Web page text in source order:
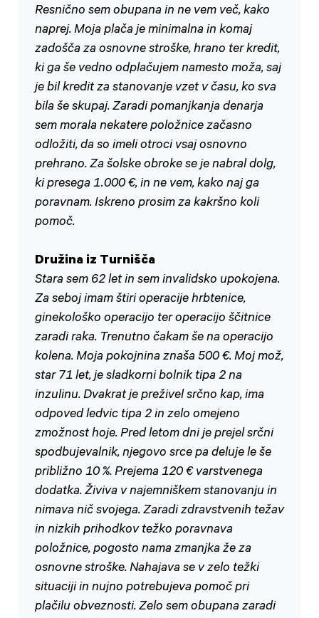
Resnično sem obupana in ne vem več, kako
naprej. Moja plača je minimalna in komaj
zadošča za osnovne stroške, hrano ter kredit,
ki ga še vedno odplačujem namesto moža, saj
je bil kredit za stanovanje vzet v času, ko sva
bila še skupaj. Zaradi pomanjkanja denarja
sem morala nekatere položnice začasno
odložiti, da so imeli otroci vsaj osnovno
prehrano. Za šolske obroke se je nabral dolg,
ki presega 1.000 €, in ne vem, kako naj ga
poravnam. Iskreno prosim za kakršno koli
pomoč.
Družina iz Turnišča
Stara sem 62 let in sem invalidsko upokojena.
Za seboj imam štiri operacije hrbtenice,
ginekološko operacijo ter operacijo ščitnice
zaradi raka. Trenutno čakam še na operacijo
kolena. Moja pokojnina znaša 500 €. Moj mož,
star 71 let, je sladkorni bolnik tipa 2 na
inzulinu. Dvakrat je preživel srčno kap, ima
odpoved ledvic tipa 2 in zelo omejeno
zmožnost hoje. Pred letom dni je prejel srčni
spodbujevalnik, njegovo srce pa deluje le še
približno 10 %. Prejema 120 € varstvenega
dodatka. Živiva v najemniškem stanovanju in
nimava nič svojega. Zaradi zdravstvenih težav
in nizkih prihodkov težko poravnava
položnice, pogosto nama zmanjka že za
osnovne stroške. Nahajava se v zelo težki
situaciji in nujno potrebujeva pomoč pri
plačilu obveznosti. Zelo sem obupana zaradi